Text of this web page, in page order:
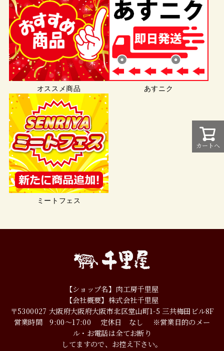
カートへ
オススメ商品 あすニク
ミートフェス
【ショップ名】肉工房千里屋
【会社概要】株式会社千里屋
〒5300027 大阪府大阪府大阪市北区堂山町1-5 三共梅田ビル8F
営業時間 9:00～17:00
定休日 なし
※営業目的のメー
ル・お電話は全てお断り
してますので、お控え下さい。